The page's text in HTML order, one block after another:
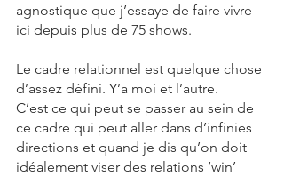
agnostique que j’essaye de faire vivre
ici depuis plus de 75 shows.
Le cadre relationnel est quelque chose
d’assez défini. Y’a moi et l’autre.
C’est ce qui peut se passer au sein de
ce cadre qui peut aller dans d’infinies
directions et quand je dis qu’on doit
idéalement viser des relations ‘win’